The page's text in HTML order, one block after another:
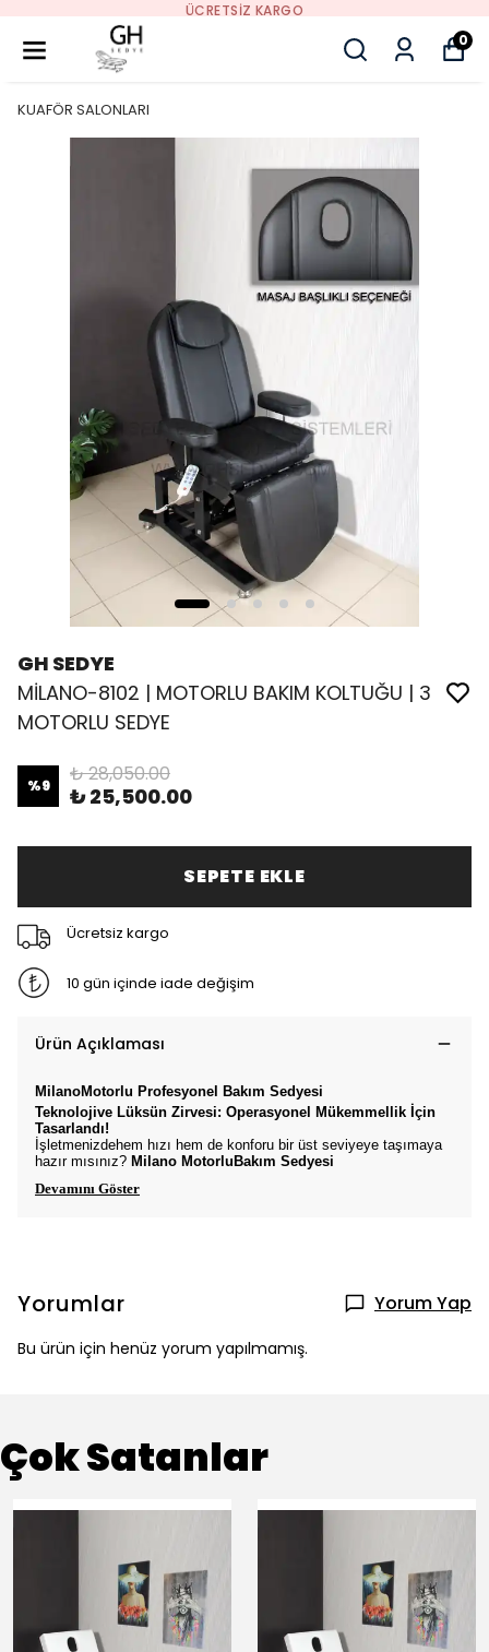
ÜCRETSIZ KARGO
0
KUAFÖR SALONLARI
GH SEDYE
MİLANO-8102 | MOTORLU BAKIM KOLTUĞU | 3
MOTORLU SEDYE
%9 ₺ 28,050.00
₺ 25,500.00
SEPETE EKLE
Ücretsiz kargo
10 gün içinde iade değişim
Ürün Açıklaması
MilanoMotorlu Profesyonel Bakım Sedyesi
Teknolojive Lüksün Zirvesi: Operasyonel Mükemmellik İçin
Tasarlandı!
İşletmenizdehem hızı hem de konforu bir üst seviyeye taşımaya
hazır mısınız? Milano MotorluBakım Sedyesi
Devamını Göster
Yorumlar Yorum Yap
Bu ürün için henüz yorum yapılmamış.
Çok Satanlar